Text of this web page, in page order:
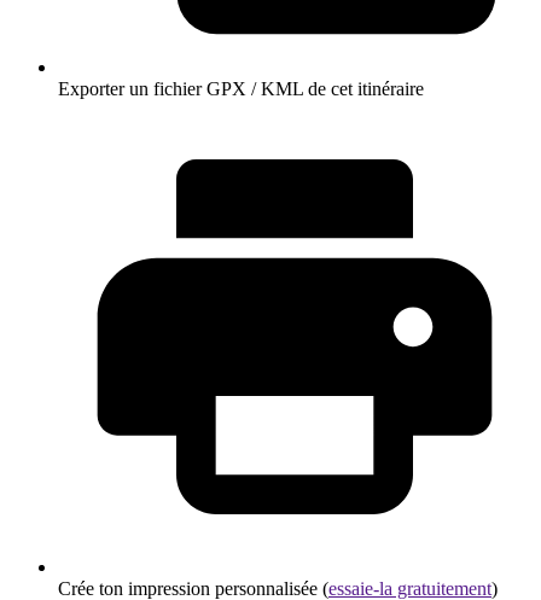
Exporter un fichier GPX / KML de cet itinéraire
Crée ton impression personnalisée (essaie-la gratuitement)